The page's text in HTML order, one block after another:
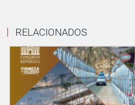
RELACIONADOS